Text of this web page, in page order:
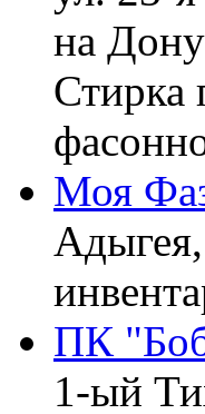
на Дону
Стирка
Моя
ПК
1-ый